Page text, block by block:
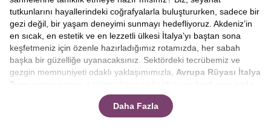
tutkunlarını hayallerindeki coğrafyalarla buluştururken, sadece bir
gezi değil, bir yaşam deneyimi sunmayı hedefliyoruz. Akdeniz’in
en sıcak, en estetik ve en lezzetli ülkesi İtalya’yı baştan sona
keşfetmeniz için özenle hazırladığımız rotamızda, her sabah
başka bir güzelliğe uyanacaksınız. Sektördeki tecrübemiz ve
gezgin memnuniyeti odaklı yaklaşımımızla, Avrupa Rüyası İtalya
yaşatacak şekilde dizayn ettik. Çizmenin ucundan topuğuna değil,
kalbine ve ruhuna dokunan bu yolculukta, bize katılın ve sınırların
ötesindeki güzellikleri birlikte keşfedelim.
Daha Fazla